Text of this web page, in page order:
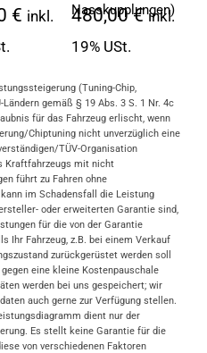
€ inkl.
Nasskupplungen)
480,00 €inkl.
19% USt.
(Tuning-Chip,
gemäß § 19 Abs. 3 S. 1 Nr. 4c
für das Fahrzeug erlischt, wenn
Chiptuning nicht unverzüglich eine
TÜV-Organisation
Kraftfahrzeugs mit nicht
führt zu Fahren ohne
im Schadensfall die Leistung
oder erweiterten Garantie sind,
für die von der Garantie
Ihr Fahrzeug, z.B. bei einem Verkauf
zurückgerüstet werden soll
eine kleine Kostenpauschale
werden bei uns gespeichert; wir
auch gerne zur Verfügung stellen.
dient nur der
Es stellt keine Garantie für die
von verschiedenen Faktoren